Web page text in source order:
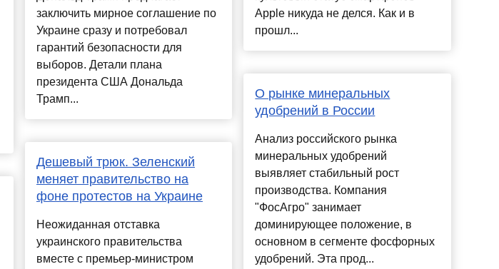
заключить мирное соглашение по
Украине сразу и потребовал
гарантий безопасности для
выборов. Детали плана
президента США Дональда
Трамп...
Дешевый трюк. Зеленский
меняет правительство на
фоне протестов на Украине
Неожиданная отставка
украинского правительства
вместе с премьер-министром
Apple никуда не делся. Как и в
прошл...
О рынке минеральных
удобрений в России
Анализ российского рынка
минеральных удобрений
выявляет стабильный рост
производства. Компания
"ФосАгро" занимает
доминирующее положение, в
основном в сегменте фосфорных
удобрений. Эта прод...